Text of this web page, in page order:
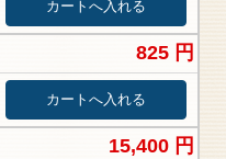
825 円
15,400 円